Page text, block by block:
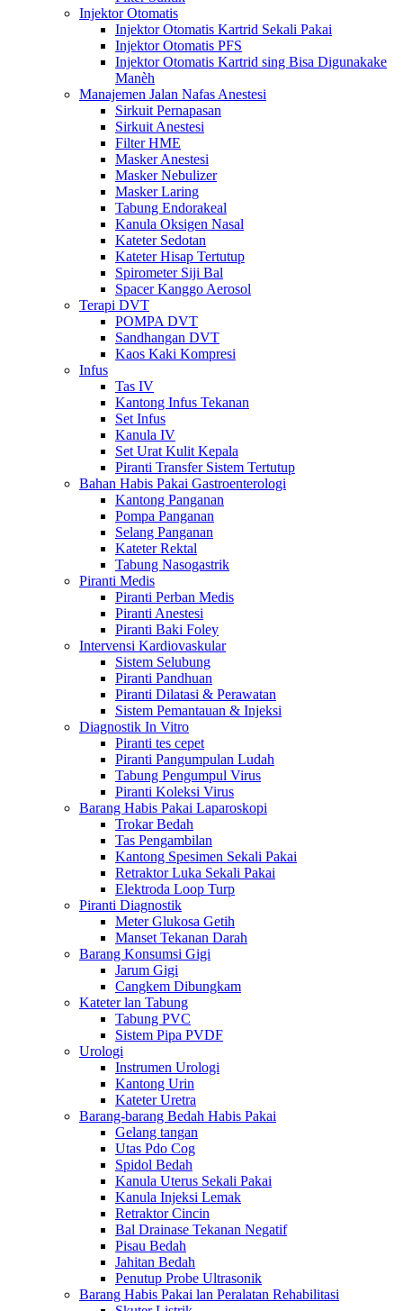
Injektor Otomatis
Injektor Otomatis Kartrid Sekali Pakai
Injektor Otomatis PFS
Injektor Otomatis Kartrid sing Bisa Digunakake
Manèh
Manajemen Jalan Nafas Anestesi
Sirkuit Pernapasan
Sirkuit Anestesi
Filter HME
Masker Anestesi
Masker Nebulizer
Masker Laring
Tabung Endorakeal
Kanula Oksigen Nasal
Kateter Sedotan
Kateter Hisap Tertutup
Spirometer Siji Bal
Spacer Kanggo Aerosol
Terapi DVT
POMPA DVT
Sandhangan DVT
Kaos Kaki Kompresi
Infus
Tas IV
Kantong Infus Tekanan
Set Infus
Kanula IV
Set Urat Kulit Kepala
Piranti Transfer Sistem Tertutup
Bahan Habis Pakai Gastroenterologi
Kantong Panganan
Pompa Panganan
Selang Panganan
Kateter Rektal
Tabung Nasogastrik
Piranti Medis
Piranti Perban Medis
Piranti Anestesi
Piranti Baki Foley
Intervensi Kardiovaskular
Sistem Selubung
Piranti Pandhuan
Piranti Dilatasi & Perawatan
Sistem Pemantauan & Injeksi
Diagnostik In Vitro
Piranti tes cepet
Piranti Pangumpulan Ludah
Tabung Pengumpul Virus
Piranti Koleksi Virus
Barang Habis Pakai Laparoskopi
Trokar Bedah
Tas Pengambilan
Kantong Spesimen Sekali Pakai
Retraktor Luka Sekali Pakai
Elektroda Loop Turp
Piranti Diagnostik
Meter Glukosa Getih
Manset Tekanan Darah
Barang Konsumsi Gigi
Jarum Gigi
Cangkem Dibungkam
Kateter lan Tabung
Tabung PVC
Sistem Pipa PVDF
Urologi
Instrumen Urologi
Kantong Urin
Kateter Uretra
Barang-barang Bedah Habis Pakai
Gelang tangan
Utas Pdo Cog
Spidol Bedah
Kanula Uterus Sekali Pakai
Kanula Injeksi Lemak
Retraktor Cincin
Bal Drainase Tekanan Negatif
Pisau Bedah
Jahitan Bedah
Penutup Probe Ultrasonik
Barang Habis Pakai lan Peralatan Rehabilitasi